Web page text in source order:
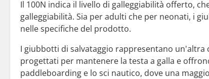
Il 100N indica il livello di galleggiabilità offerto,
galleggiabilità. Sia per adulti che per neonati, i
nelle specifiche del prodotto.
I giubbotti di salvataggio rappresentano
progettati per mantenere la testa a galla e
paddleboarding e lo sci nautico, dove una